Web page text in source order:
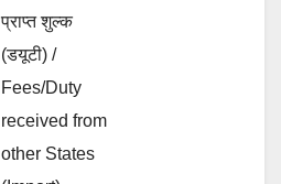
प्राप्त शुल्क
(डयूटी) /
Fees/Duty
received from
other States